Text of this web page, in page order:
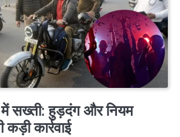
में सख्ती: हुड़दंग और नियम
कार्रवाई